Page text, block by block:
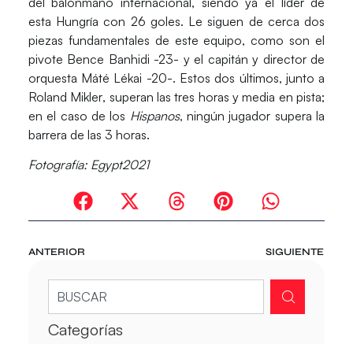
esta Hungría con 26 goles. Le siguen de cerca dos
piezas fundamentales de este equipo, como son el
pivote Bence Banhidi -23- y el capitán y director de
orquesta Máté Lékai -20-. Estos dos últimos, junto a
Roland Mikler, superan las tres horas y media en pista;
en el caso de los Hispanos, ningún jugador supera la
barrera de las 3 horas.
Fotografía: Egypt2021
ANTERIOR SIGUIENTE
Categorías